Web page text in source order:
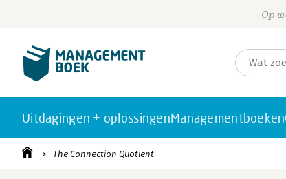
Op
Uitdagingen + oplossingenManagementboeken
The Connection Quotient